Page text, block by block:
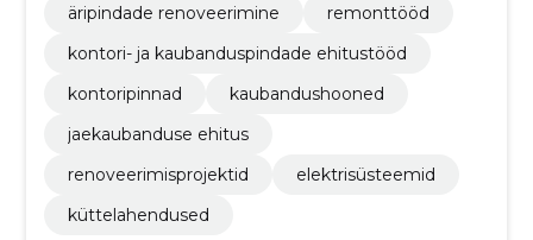
äripindade renoveerimine
remonttööd
kontori- ja kaubanduspindade ehitustööd
kontoripinnad
kaubandushooned
jaekaubanduse ehitus
renoveerimisprojektid
elektrisüsteemid
küttelahendused